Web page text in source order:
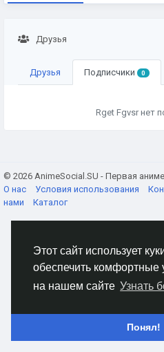
Этот сайт использует
обеспечить комфортные
на нашем сайте Узнать
Понял!
Друзья
Друзья Подписчики 0
Rget Fgvsr нет
© 2026 AnimeSocial.SU - Первая
О нас
Условия использования
нами
Каталог